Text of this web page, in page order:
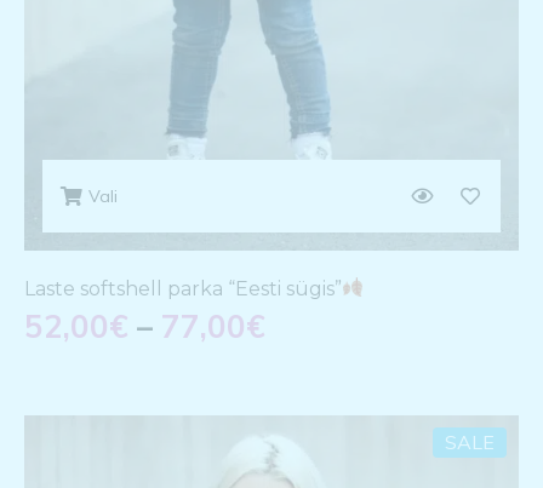
Vali
Laste softshell parka “Eesti sügis”
52,00€ – 77,00€
SALE